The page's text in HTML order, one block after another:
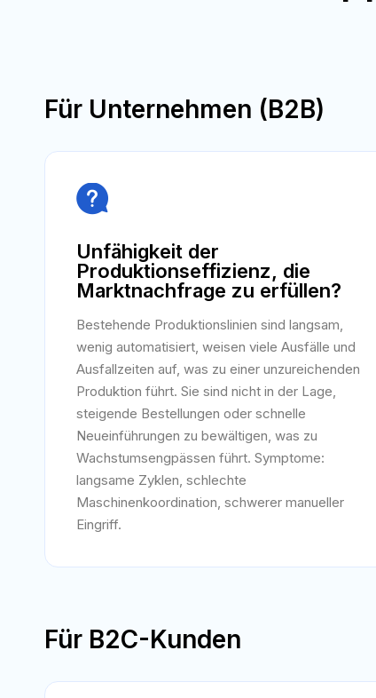
Für Unternehmen (B2B)

Unfähigkeit der
Produktionseffizienz, die
Marktnachfrage zu erfüllen?
Bestehende Produktionslinien sind langsam,
wenig automatisiert, weisen viele Ausfälle und
Ausfallzeiten auf, was zu einer unzureichenden
Produktion führt. Sie sind nicht in der Lage,
steigende Bestellungen oder schnelle
Neueinführungen zu bewältigen, was zu
Wachstumsengpässen führt. Symptome:
langsame Zyklen, schlechte
Maschinenkoordination, schwerer manueller
Eingriff.
Für B2C-Kunden